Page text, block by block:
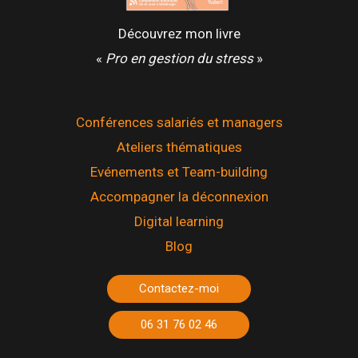
Découvrez mon livre
« Pro en gestion du stress»
Conférences salariés et managers
Ateliers thématiques
Evénements et Team-building
Accompagner la déconnexion
Digital learning
Blog
Contactez-moi
06 31 76 02 46